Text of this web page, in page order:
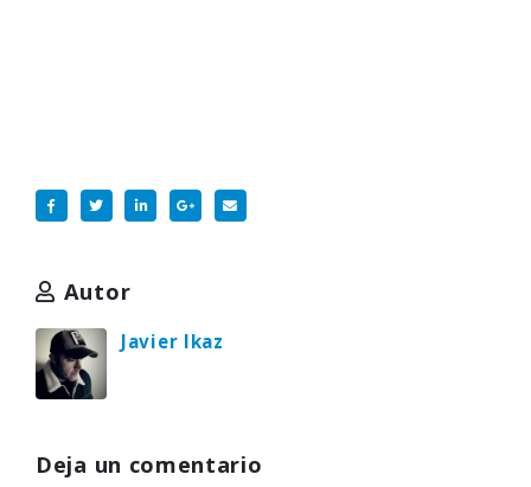
Autor
Javier Ikaz
Deja un comentario